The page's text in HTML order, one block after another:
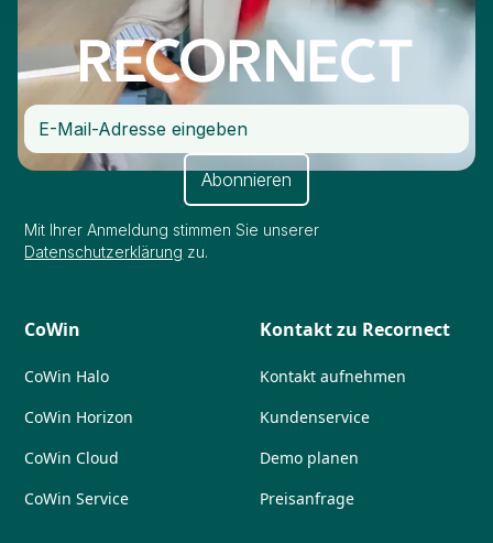
Mit Ihrer Anmeldung stimmen Sie unserer
Datenschutzerklärung zu.
CoWin
CoWin Halo
CoWin Horizon
CoWin Cloud
CoWin Service
Kontakt zu Recornect
Kontakt aufnehmen
Kundenservice
Demo planen
Preisanfrage